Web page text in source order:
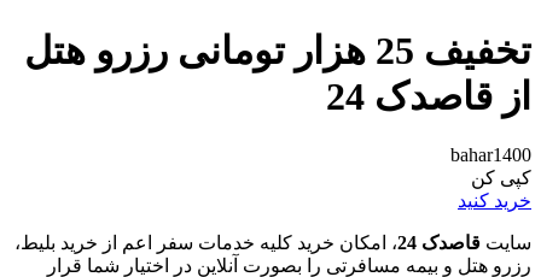
تخفیف 25 هزار تومانی رزرو هتل
از قاصدک 24
bahar1400
کپی کن
خرید کنید
سایت قاصدک 24
، امکان خرید کلیه خدمات سفر اعم از خرید بلیط،
رزرو هتل و بیمه مسافرتی را بصورت آنلاین در اختیار شما قرار